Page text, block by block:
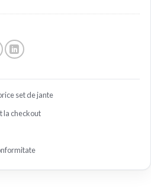
set de jante
la checkout